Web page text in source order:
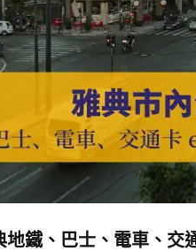
地鐵、巴士、電車、交